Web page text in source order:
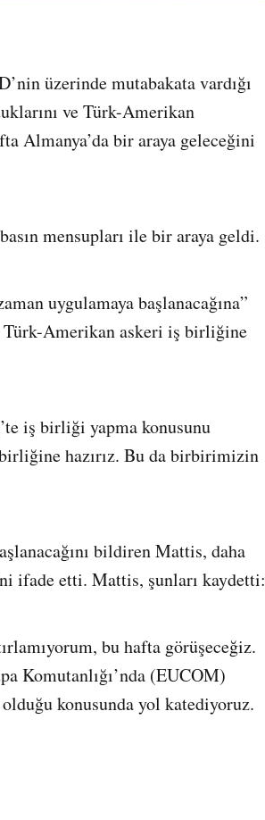
üzerinde mutabakata vardığı
ve Türk-Amerikan
Almanya’da bir araya geleceğini
mensupları ile bir araya geldi.
uygulamaya başlanacağına”
Amerikan askeri iş birliğine
iş birliği yapma konusunu
hazırız. Bu da birbirimizin
bildiren Mattis, daha
ifade etti. Mattis, şunları kaydetti:
bu hafta görüşeceğiz.
Komutanlığı’nda (EUCOM)
olduğu konusunda yol katediyoruz.